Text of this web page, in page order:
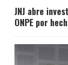
JNJ abre
ONPE por